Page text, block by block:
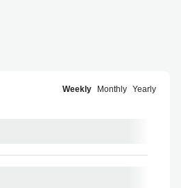
Weekly Monthly Yearly